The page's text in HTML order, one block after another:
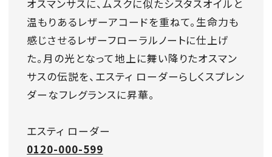
オスマンサスに、ムスクに似たシスタスオイルと
温もりあるレザーアコードを重ねて。生命力も
感じさせるレザーフローラルノートに仕上げ
た。月の光となって地上に舞い降りたオスマン
サスの伝説を、エスティ ローダーらしくスプレン
ダーなフレグランスに昇華。
エスティ ローダー
0120-000-599